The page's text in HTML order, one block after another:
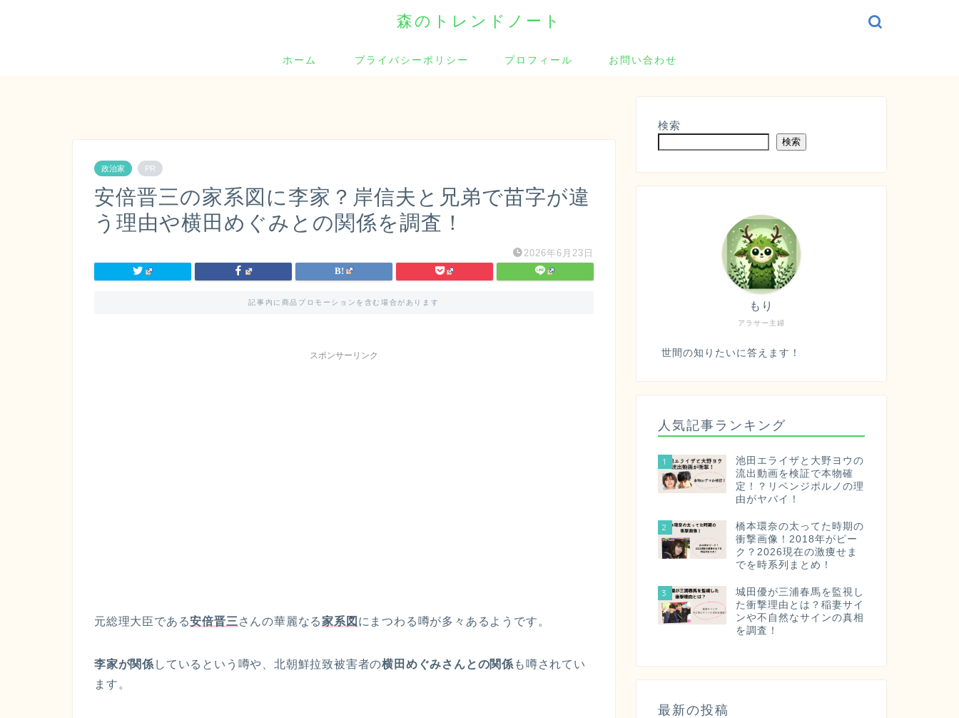
森のトレンドノート
ホーム プライバシーポリシー プロフィール お問い合わせ
政治家 PR
安倍晋三の家系図に李家？岸信夫と兄弟で苗字が違
う理由や横田めぐみとの関係を調査！
2026年6月23日
記事内に商品プロモーションを含む場合があります
スポンサーリンク
元総理大臣である安倍晋三 さんの華麗なる 家系図 にまつわる噂が多々あるようです。
李家が関係 しているという噂や、北朝鮮拉致被害者の横田めぐみさんとの関係 も噂されてい
ます。
検索
検索
アラサー主婦
もり
世間の知りたいに答えます！
人気記事ランキング
1
池田エライザと大野ヨウの
流出動画を検証で本物確
定！？リベンジポルノの理
由がヤバイ！
2
橋本環奈の太ってた時期の
衝撃画像！2018年がピー
ク？2026現在の激痩せま
でを時系列まとめ！
3
城田優が三浦春馬を監視し
た衝撃理由とは？稲妻サイ
ンや不自然なサインの真相
を調査！
最新の投稿